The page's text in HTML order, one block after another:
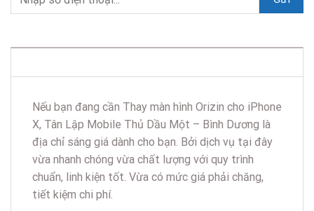
Nếu bạn đang cần Thay màn hình Orizin cho iPhone
X, Tân Lập Mobile Thủ Dầu Một – Bình Dương là
địa chỉ sáng giá dành cho bạn. Bởi dịch vụ tại đây
vừa nhanh chóng vừa chất lượng với quy trình
chuẩn, linh kiện tốt. Vừa có mức giá phải chăng,
tiết kiệm chi phí.